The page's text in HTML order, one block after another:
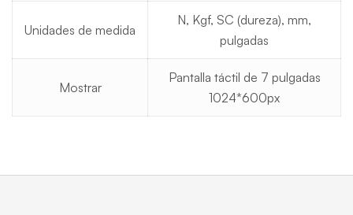
Unidades de medida
N, Kgf, SC (dureza), mm,
pulgadas
Mostrar
Pantalla táctil de 7 pulgadas
1024*600px